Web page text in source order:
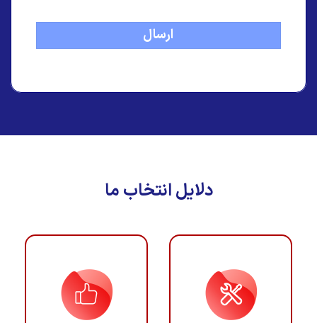
دلایل انتخاب ما